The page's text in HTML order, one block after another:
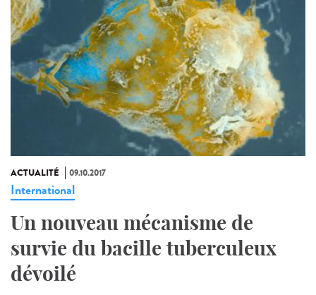
ACTUALITÉ 09.10.2017
International
Un nouveau mécanisme de
survie du bacille tuberculeux
dévoilé